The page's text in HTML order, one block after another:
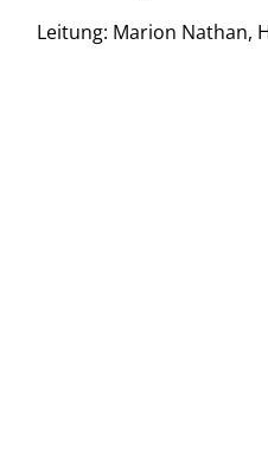
Leitung: Marion Nathan,